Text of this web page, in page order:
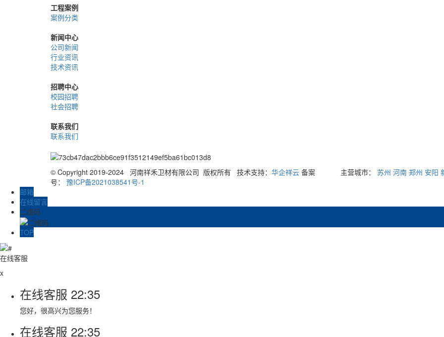
工程案例
案例分类
新闻中心
公司新闻
行业资讯
技术资讯
招聘中心
校园招聘
社会招聘
联系我们
联系我们
© Copyright 2019-2024 河南祥禾卫材有限公司 版权所有 技术支持： 华企祥云 备案
号： 豫ICP备2021038541号-1
主营城市： 苏州 河南 郑州 安阳
邮箱
在线留言
二维码
TOP
在线客服
x
在线客服 22:35
您好，很高兴为您服务！
在线客服 22:35